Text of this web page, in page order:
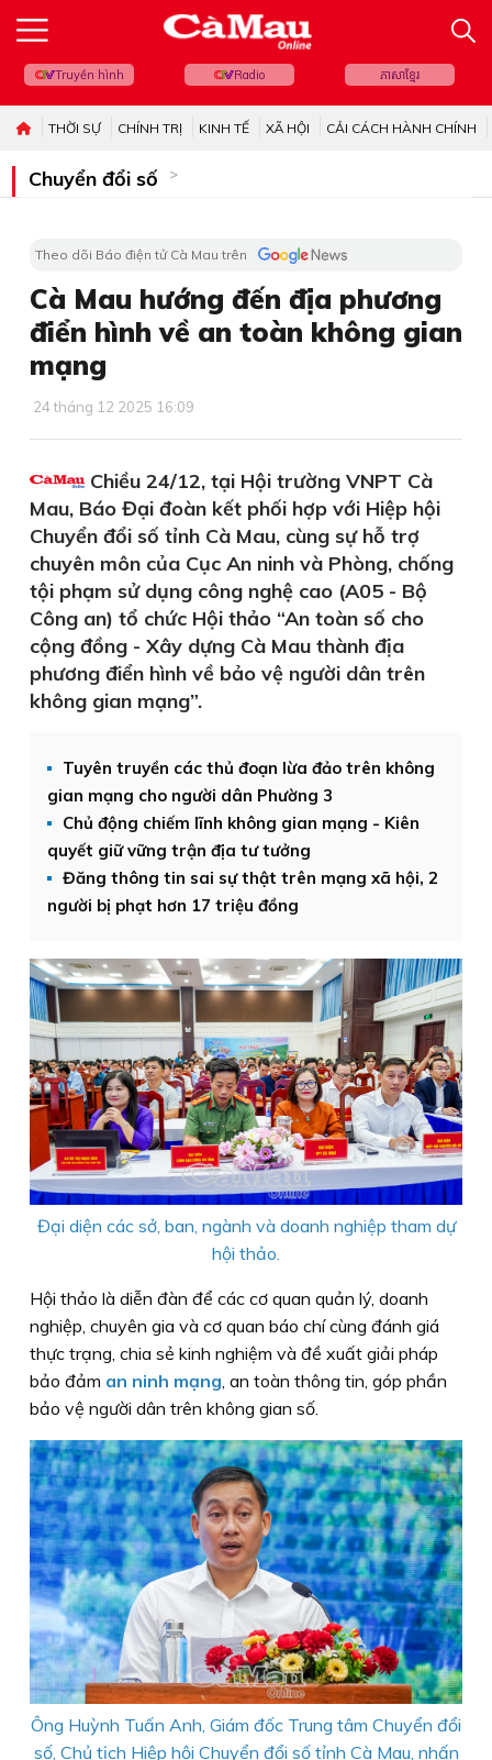
Truyền hình Radio ភាសាខ្មែរ
THỜI SỰ CHÍNH TRỊ KINH TẾ XÃ HỘI CẢI CÁCH HÀNH CHÍNH
Chuyển đổi số
Theo dõi Báo điện tử Cà Mau trên
Cà Mau hướng đến địa phương
điển hình về an toàn không gian
mạng
24 tháng 12 2025 16:09
Chiều 24/12, tại Hội trường VNPT Cà
Mau, Báo Đại đoàn kết phối hợp với Hiệp hội
Chuyển đổi số tỉnh Cà Mau, cùng sự hỗ trợ
chuyên môn của Cục An ninh và Phòng, chống
tội phạm sử dụng công nghệ cao (A05 - Bộ
Công an) tổ chức Hội thảo “An toàn số cho
cộng đồng - Xây dựng Cà Mau thành địa
phương điển hình về bảo vệ người dân trên
không gian mạng”.
Tuyên truyền các thủ đoạn lừa đảo trên không
gian mạng cho người dân Phường 3
Chủ động chiếm lĩnh không gian mạng - Kiên
quyết giữ vững trận địa tư tưởng
Đăng thông tin sai sự thật trên mạng xã hội, 2
người bị phạt hơn 17 triệu đồng
Đại diện các sở, ban, ngành và doanh nghiệp tham dự
hội thảo.
Hội thảo là diễn đàn để các cơ quan quản lý, doanh
nghiệp, chuyên gia và cơ quan báo chí cùng đánh giá
thực trạng, chia sẻ kinh nghiệm và đề xuất giải pháp
bảo đảm an ninh mạng, an toàn thông tin, góp phần
bảo vệ người dân trên không gian số.
Ông Huỳnh Tuấn Anh, Giám đốc Trung tâm Chuyển đổi
số, Chủ tịch Hiệp hội Chuyển đổi số tỉnh Cà Mau, nhấn